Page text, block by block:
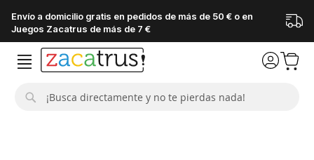
Envío a domicilio gratis en pedidos de más de 50 € o en
Juegos Zacatrus de más de 7 €